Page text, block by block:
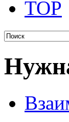
TOP